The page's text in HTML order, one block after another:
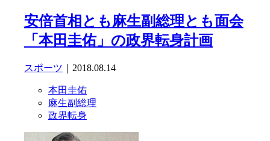
安倍首相とも麻生副総理とも面会
「本田圭佑」の政界転身計画
スポーツ ｜2018.08.14
本田圭佑
麻生副総理
政界転身